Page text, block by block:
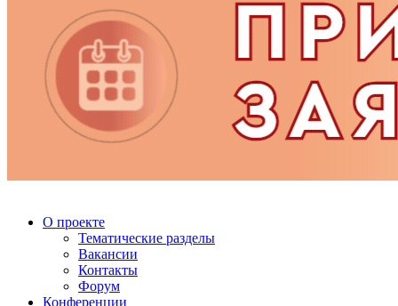
О проекте
Тематические разделы
Вакансии
Контакты
Форум
Конференции